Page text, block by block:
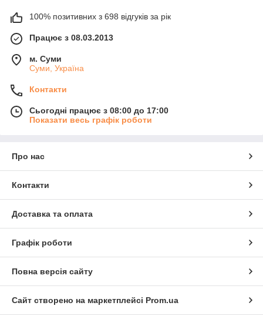
100% позитивних з 698 відгуків за рік
Працює з 08.03.2013
м. Суми
Суми, Україна
Контакти
Сьогодні працює з 08:00 до 17:00
Показати весь графік роботи
Про нас
Контакти
Доставка та оплата
Графік роботи
Повна версія сайту
Сайт створено на маркетплейсі Prom.ua